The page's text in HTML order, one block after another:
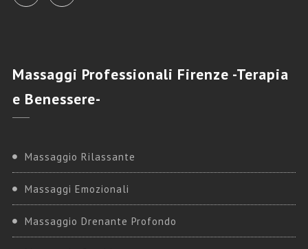
Massaggi Professionali Firenze -Terapia
e Benessere-
Massaggio Rilassante
Massaggi Emozionali
Massaggio Drenante Profondo